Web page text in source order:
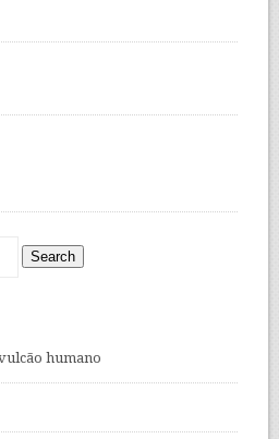
humano